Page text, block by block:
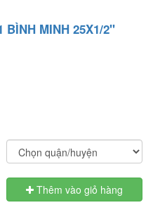
BÌNH MINH 25X1/2"
Thêm vào giỏ hàng